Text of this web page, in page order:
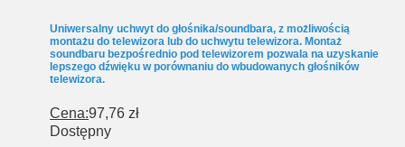
Uniwersalny uchwyt do głośnika/soundbara, z możliwością
montażu do telewizora lub do uchwytu telewizora. Montaż
soundbaru bezpośrednio pod telewizorem pozwala na uzyskanie
lepszego dźwięku w porównaniu do wbudowanych głośników
telewizora.
Cena:97,76 zł
Dostępny